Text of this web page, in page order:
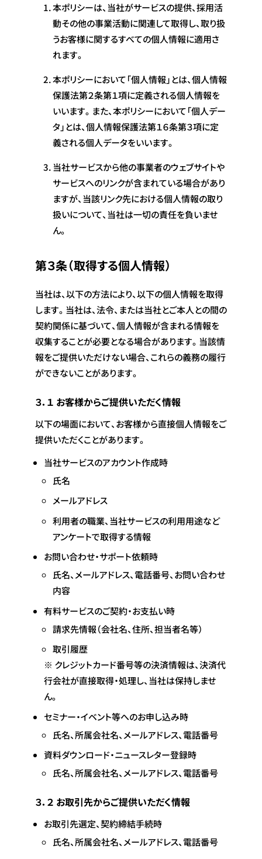
本ポリシーは、当社がサービスの提供、採用活
動その他の事業活動に関連して取得し、取り扱
うお客様に関するすべての個人情報に適用さ
れます。
本ポリシーにおいて「個人情報」とは、個人情報
保護法第２条第１項に定義される個人情報を
いいます。また、本ポリシーにおいて「個人デー
タ」とは、個人情報保護法第１６条第３項に定
義される個人データをいいます。
当社サービスから他の事業者のウェブサイトや
サービスへのリンクが含まれている場合があり
ますが、当該リンク先における個人情報の取り
扱いについて、当社は一切の責任を負いませ
ん。
第３条（取得する個人情報）
当社は、以下の方法により、以下の個人情報を取得
します。当社は、法令、または当社とご本人との間の
契約関係に基づいて、個人情報が含まれる情報を
収集することが必要となる場合があります。当該情
報をご提供いただけない場合、これらの義務の履行
ができないことがあります。
３．１ お客様からご提供いただく情報
以下の場面において、お客様から直接個人情報をご
提供いただくことがあります。
当社サービスのアカウント作成時
氏名
メールアドレス
利用者の職業、当社サービスの利用用途など
アンケートで取得する情報
お問い合わせ・サポート依頼時
氏名、メールアドレス、電話番号、お問い合わせ
内容
有料サービスのご契約・お支払い時
請求先情報（会社名、住所、担当者名等）
取引履歴
※ クレジットカード番号等の決済情報は、決済代
行会社が直接取得・処理し、当社は保持しませ
ん。
セミナー・イベント等へのお申し込み時
氏名、所属会社名、メールアドレス、電話番号
資料ダウンロード・ニュースレター登録時
氏名、所属会社名、メールアドレス、電話番号
３．２ お取引先からご提供いただく情報
お取引先選定、契約締結手続時
氏名、所属会社名、メールアドレス、電話番号